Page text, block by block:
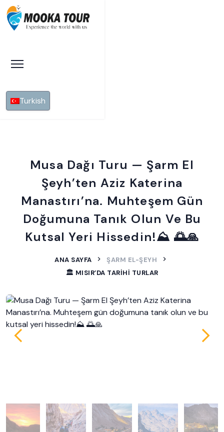
Turkish
Musa Dağı Turu — Şarm El
Şeyh’ten Aziz Katerina
Manastırı’na. Muhteşem Gün
Doğumuna Tanık Olun Ve Bu
Kutsal Yeri Hissedin!⛰️ 🌅🙏
ANA SAYFA
ŞARM EL-ŞEYH
🏛️ MISIR’DA TARIHI TURLAR